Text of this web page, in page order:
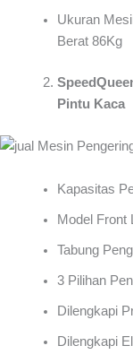
Ukuran
Berat 86Kg
Pintu Kaca
Kapasitas
Model Front
Tabung
3 Pilihan
Dilengkapi
Dilengkapi